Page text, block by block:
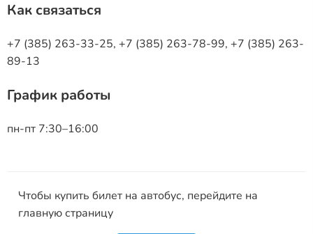
Как связаться
+7 (385) 263-33-25, +7 (385) 263-78-99, +7 (385) 263-
89-13
График работы
пн-пт 7:30–16:00
Чтобы купить билет на автобус, перейдите на
главную страницу